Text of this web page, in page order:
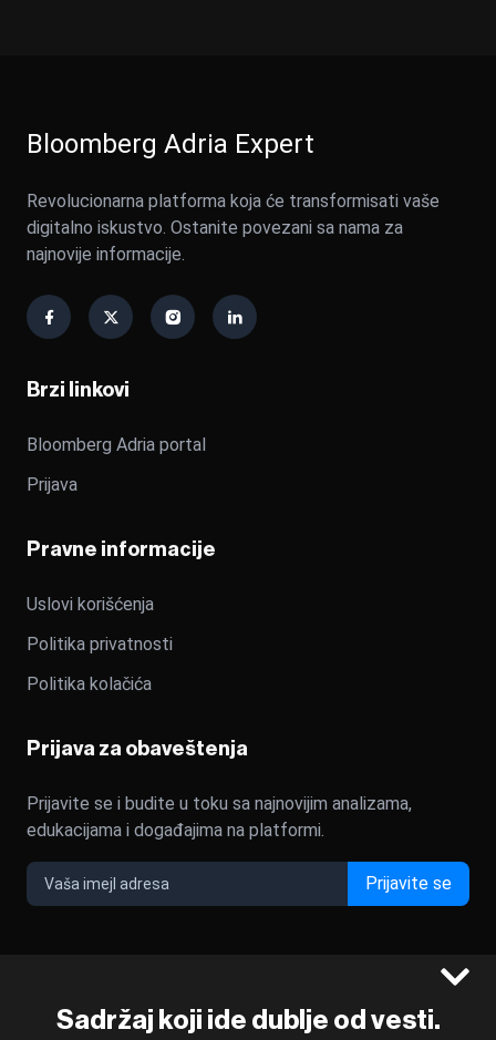
Sadržaj koji ide dublje od vesti.
Bloomberg Adria Expert
Revolucionarna platforma koja će transformisati vaše
digitalno iskustvo. Ostanite povezani sa nama za
najnovije informacije.
Brzi linkovi
Bloomberg Adria portal
Prijava
Pravne informacije
Uslovi korišćenja
Politika privatnosti
Politika kolačića
Prijava za obaveštenja
Prijavite se i budite u toku sa najnovijim analizama,
edukacijama i događajima na platformi.
Prijavite se
©2022 - 2026 Bloomberg L.P. All Rights Reserved. BLOOMBERG
and the BLOOMBERG logo are registered trademarks and